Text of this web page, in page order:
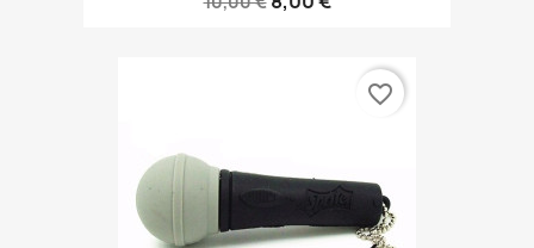
favorite_border